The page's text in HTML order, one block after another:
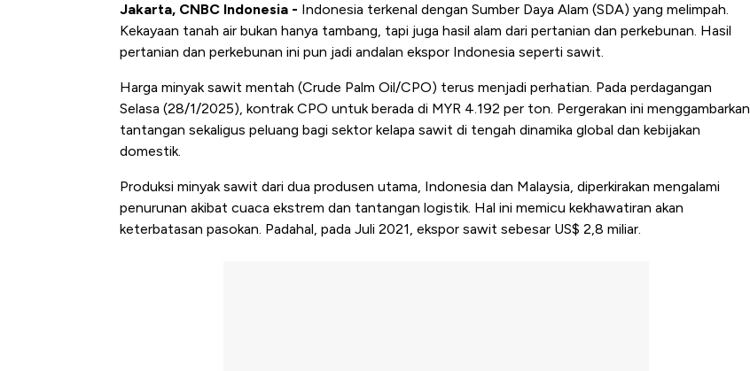
Jakarta, CNBC Indonesia - Indonesia terkenal dengan Sumber Daya Alam (SDA) yang melimpah.
Kekayaan tanah air bukan hanya tambang, tapi juga hasil alam dari pertanian dan perkebunan. Hasil
pertanian dan perkebunan ini pun jadi andalan ekspor Indonesia seperti sawit.
Harga minyak sawit mentah (Crude Palm Oil/CPO) terus menjadi perhatian. Pada perdagangan
Selasa (28/1/2025), kontrak CPO untuk berada di MYR 4.192 per ton. Pergerakan ini menggambarkan
tantangan sekaligus peluang bagi sektor kelapa sawit di tengah dinamika global dan kebijakan
domestik.
Produksi minyak sawit dari dua produsen utama, Indonesia dan Malaysia, diperkirakan mengalami
penurunan akibat cuaca ekstrem dan tantangan logistik. Hal ini memicu kekhawatiran akan
keterbatasan pasokan. Padahal, pada Juli 2021, ekspor sawit sebesar US$ 2,8 miliar.